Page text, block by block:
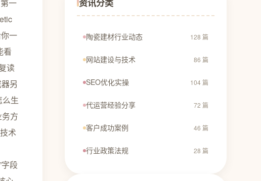
资讯分类
陶瓷建材行业动态 128 篇
网站建设与技术 86 篇
SEO优化实操 104 篇
代运营经验分享 72 篇
客户成功案例 46 篇
行业政策法规 28 篇